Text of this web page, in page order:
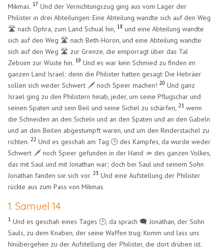
Mikmas. 17 Und der Vernichtungszug ging aus vom Lager der
Philister in drei Abteilungen: Eine Abteilung wandte sich auf den Weg
🛣️ nach Ophra, zum Land Schual hin, 18 und eine Abteilung wandte
sich auf den Weg 🛣️ nach Beth-Horon, und eine Abteilung wandte
sich auf den Weg 🛣️ zur Grenze, die emporragt über das Tal
Zeboim zur Wüste hin. 19 Und es war kein Schmied zu finden im
ganzen Land Israel; denn die Philister hatten gesagt: Die Hebräer
sollen sich weder Schwert 🗡️ noch Speer machen! 20 Und ganz
Israel ging zu den Philistern hinab, jeder, um seine Pflugschar und
seinen Spaten und sein Beil und seine Sichel zu schärfen, 21 wenn
die Schneiden an den Sicheln und an den Spaten und an den Gabeln
und an den Beilen abgestumpft waren, und um den Rinderstachel zu
richten. 22 Und es geschah am Tag 🕒 des Kampfes, da wurde weder
Schwert 🗡️ noch Speer gefunden in der Hand 🫴 des ganzen Volkes,
das mit Saul und mit Jonathan war; doch bei Saul und seinem Sohn
Jonathan fanden sie sich vor. 23 Und eine Aufstellung der Philister
rückte aus zum Pass von Mikmas.
1. Samuel 14
1 Und es geschah eines Tages 🕒, da sprach 🗨️ Jonathan, der Sohn
Sauls, zu dem Knaben, der seine Waffen trug: Komm und lass uns
hinübergehen zu der Aufstellung der Philister, die dort drüben ist.